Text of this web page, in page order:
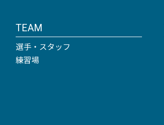
TEAM
選手・スタッフ
練習場